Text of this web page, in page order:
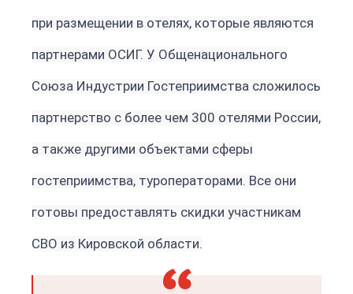
при размещении в отелях, которые являются
партнерами ОСИГ. У Общенационального
Союза Индустрии Гостеприимства сложилось
партнерство с более чем 300 отелями России,
а также другими объектами сферы
гостеприимства, туроператорами. Все они
готовы предоставлять скидки участникам
СВО из Кировской области.